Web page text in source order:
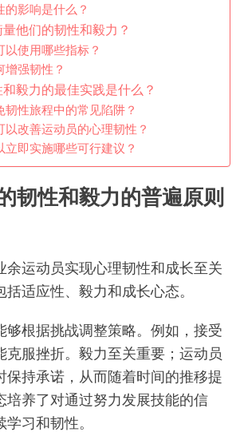
影响是什么？
他们的韧性和毅力？
使用哪些指标？
强韧性？
毅力的最佳实践是什么？
性旅程中的常见陷阱？
改善运动员的心理韧性？
立即实施哪些可行建议？
韧性和毅力的普遍原则
余运动员实现心理韧性和成长至关
适应性、毅力和成长心态。
够根据挑战调整策略。例如，接受
克服挫折。毅力至关重要；运动员
保持承诺，从而随着时间的推移提
培养了对通过努力发展技能的信
习和韧性。